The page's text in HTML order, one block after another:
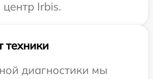
Irbis.
техники
диагностики мы